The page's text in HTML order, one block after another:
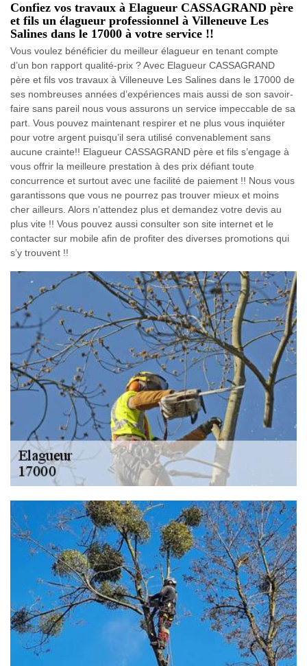
Confiez vos travaux à Elagueur CASSAGRAND père
et fils un élagueur professionnel à Villeneuve Les
Salines dans le 17000 à votre service !!
Vous voulez bénéficier du meilleur élagueur en tenant compte
d’un bon rapport qualité-prix ? Avec Elagueur CASSAGRAND
père et fils vos travaux à Villeneuve Les Salines dans le 17000 de
ses nombreuses années d’expériences mais aussi de son savoir-
faire sans pareil nous vous assurons un service impeccable de sa
part. Vous pouvez maintenant respirer et ne plus vous inquiéter
pour votre argent puisqu’il sera utilisé convenablement sans
aucune crainte!! Elagueur CASSAGRAND père et fils s’engage à
vous offrir la meilleure prestation à des prix défiant toute
concurrence et surtout avec une facilité de paiement !! Nous vous
garantissons que vous ne pourrez pas trouver mieux et moins
cher ailleurs. Alors n’attendez plus et demandez votre devis au
plus vite !! Vous pouvez aussi consulter son site internet et le
contacter sur mobile afin de profiter des diverses promotions qui
s’y trouvent !!